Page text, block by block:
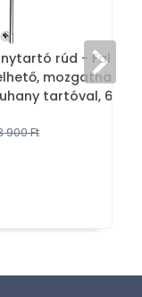
rúd - Falra
mozgatható
tartóval, 65
900 Ft